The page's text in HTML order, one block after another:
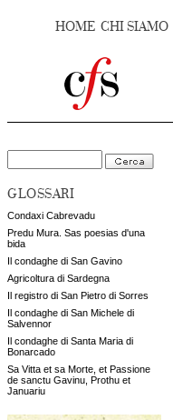
HOME CHI SIAMO
GLOSSARI
Condaxi Cabrevadu
Predu Mura. Sas poesias d'una
bida
Il condaghe di San Gavino
Agricoltura di Sardegna
Il registro di San Pietro di Sorres
Il condaghe di San Michele di
Salvennor
Il condaghe di Santa Maria di
Bonarcado
Sa Vitta et sa Morte, et Passione
de sanctu Gavinu, Prothu et
Januariu